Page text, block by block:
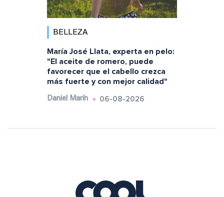
BELLEZA
María José Llata, experta en pelo:
"El aceite de romero, puede
favorecer que el cabello crezca
más fuerte y con mejor calidad"
Daniel Marín 06-08-2026